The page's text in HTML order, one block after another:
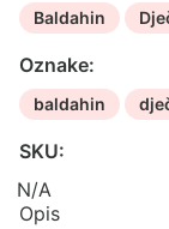
Baldahin
Oznake:
baldahin
SKU:
N/A
Opis